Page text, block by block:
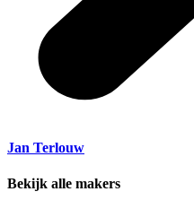
Jan Terlouw
Bekijk alle makers